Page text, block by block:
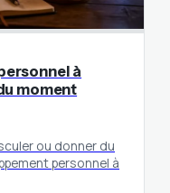
à
moment
ou donner du
personnel à